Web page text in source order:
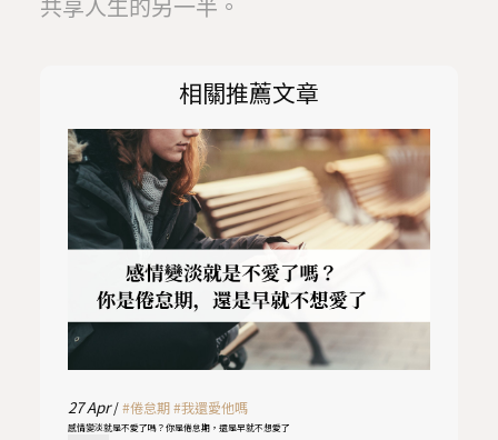
共享人生的另一半。
相關推薦文章
27Apr /#倦怠期#我還愛他嗎
感情變淡就是不愛了嗎？你是倦怠期，還是早就不想愛了